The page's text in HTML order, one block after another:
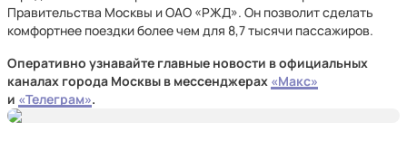
Правительства Москвы и ОАО «РЖД». Он позволит сделать
комфортнее поездки более чем для 8,7 тысячи пассажиров.
Оперативно узнавайте главные новости в официальных
каналах города Москвы в мессенджерах «Макс»
и «Телеграм».